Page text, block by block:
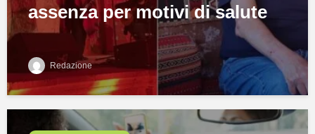
assenza per motivi di salute
Redazione